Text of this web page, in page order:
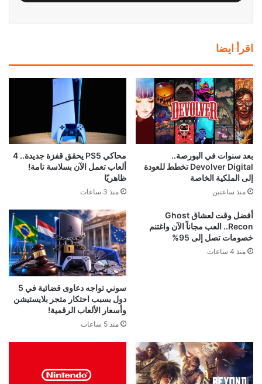
اقرأ ايضا
بعد سنوات في البورصة..
Devolver Digital تخطط للعودة
إلى الملكية الخاصة
منذ ساعتين
محاكي PS5 يحقق قفزة جديدة.. 4
ألعاب تعمل الآن بسلاسة تامة!
ظاهريًا
منذ 3 ساعات
أفضل وقت لعشاق Ghost
Recon.. العب مجاناً الآن واغتنم
خصومات تصل إلى 95%
منذ 4 ساعات
سوني تواجه دعاوى قضائية في 5
دول بسبب احتكار متجر بلايستيشن
وأسعار الألعاب الرقمية!
منذ 5 ساعات